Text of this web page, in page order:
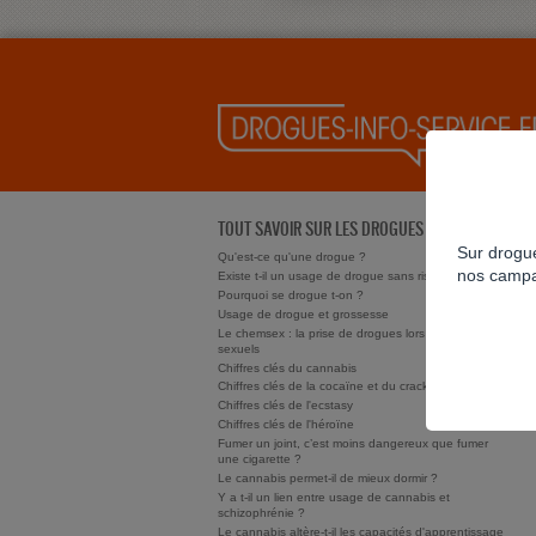
TOUT SAVOIR SUR LES DROGUES
Qu'est-ce qu'une drogue ?
Existe t-il un usage de drogue sans risque ?
Pourquoi se drogue t-on ?
Usage de drogue et grossesse
Le chemsex : la prise de drogues lors de rapports
sexuels
Chiffres clés du cannabis
Chiffres clés de la cocaïne et du crack/free base
Chiffres clés de l'ecstasy
Chiffres clés de l'héroïne
Fumer un joint, c’est moins dangereux que fumer
une cigarette ?
Le cannabis permet-il de mieux dormir ?
Y a t-il un lien entre usage de cannabis et
schizophrénie ?
Le cannabis altère-t-il les capacités d'apprentissage
Sur
nos